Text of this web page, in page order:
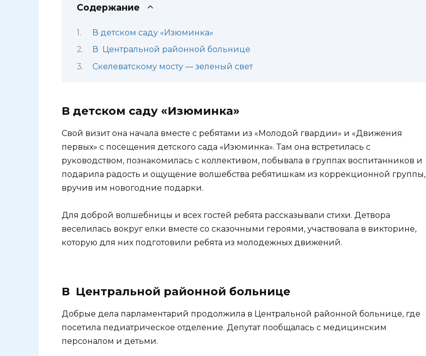
Содержание
В детском саду «Изюминка»
В Центральной районной больнице
Скелеватскому мосту — зеленый свет
В детском саду «Изюминка»
Свой визит она начала вместе с ребятами из «Молодой гвардии» и «Движения
первых» с посещения детского сада «Изюминка». Там она встретилась с
руководством, познакомилась с коллективом, побывала в группах воспитанников и
подарила радость и ощущение волшебства ребятишкам из коррекционной группы,
вручив им новогодние подарки.
Для доброй волшебницы и всех гостей ребята рассказывали стихи. Детвора
веселилась вокруг елки вместе со сказочными героями, участвовала в викторине,
которую для них подготовили ребята из молодежных движений.
В Центральной районной больнице
Добрые дела парламентарий продолжила в Центральной районной больнице, где
посетила педиатрическое отделение. Депутат пообщалась с медицинским
персоналом и детьми.